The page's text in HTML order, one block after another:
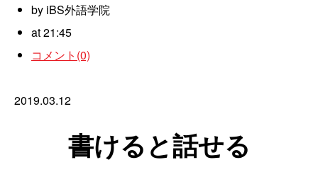
by iBS外語学院
at 21:45
コメント(0)
2019.03.12
書けると話せる